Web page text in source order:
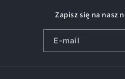
Zapisz się na nasz
E-mail